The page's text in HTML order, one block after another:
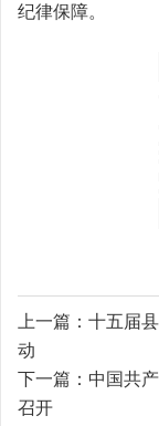
纪律保障。
上一篇： 十五届
动
下一篇： 中国共
召开